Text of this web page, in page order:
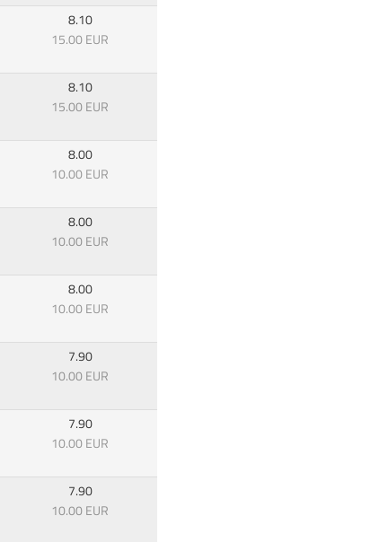
8.10
15.00 EUR
8.10
15.00 EUR
8.00
10.00 EUR
8.00
10.00 EUR
8.00
10.00 EUR
7.90
10.00 EUR
7.90
10.00 EUR
7.90
10.00 EUR